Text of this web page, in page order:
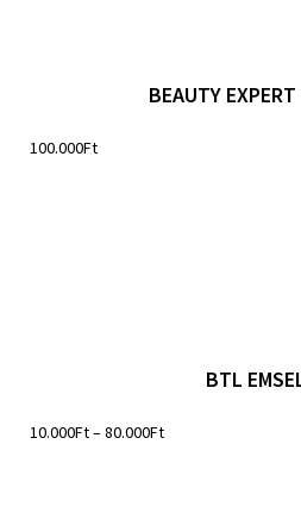
BEAUTY
100.000Ft
BTL
10.000Ft–80.000Ft